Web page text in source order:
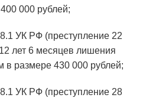
000 рублей;
УК РФ (преступление 22
лет 6 месяцев лишения
размере 430 000 рублей;
УК РФ (преступление 28